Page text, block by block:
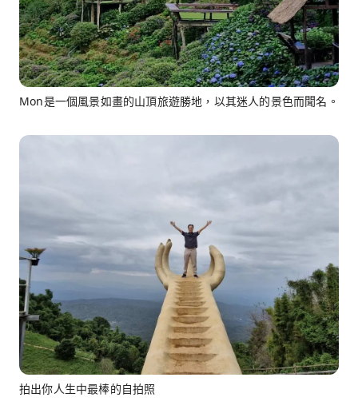
Mon是一個風景如畫的山頂旅遊勝地，以其迷人的景色而聞名。
拍出你人生中最棒的自拍照